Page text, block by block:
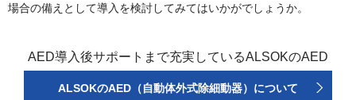
場合の備えとして導入を検討してみてはいかがでしょうか。
AED導入後サポートまで充実しているALSOKのAED
ALSOKのAED（自動体外式除細動器）について